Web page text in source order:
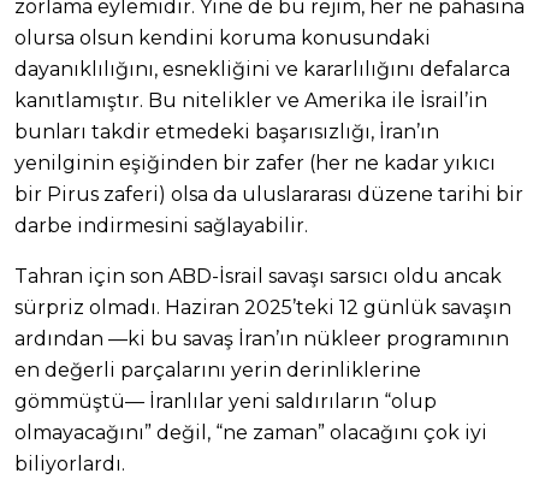
zorlama eylemidir. Yine de bu rejim, her ne pahasına
olursa olsun kendini koruma konusundaki
dayanıklılığını, esnekliğini ve kararlılığını defalarca
kanıtlamıştır. Bu nitelikler ve Amerika ile İsrail’in
bunları takdir etmedeki başarısızlığı, İran’ın
yenilginin eşiğinden bir zafer (her ne kadar yıkıcı
bir Pirus zaferi) olsa da uluslararası düzene tarihi bir
darbe indirmesini sağlayabilir.
Tahran için son ABD-İsrail savaşı sarsıcı oldu ancak
sürpriz olmadı. Haziran 2025’teki 12 günlük savaşın
ardından —ki bu savaş İran’ın nükleer programının
en değerli parçalarını yerin derinliklerine
gömmüştü— İranlılar yeni saldırıların “olup
olmayacağını” değil, “ne zaman” olacağını çok iyi
biliyorlardı.